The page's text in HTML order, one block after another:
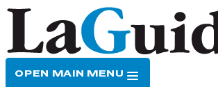
OPEN MAIN MENU